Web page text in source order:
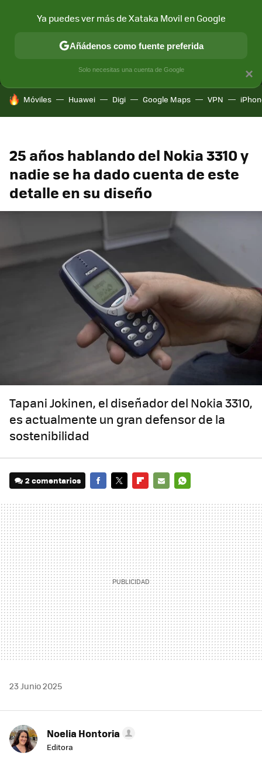
MÓVIL Y SOCIEDAD APLICACIONES
HOY SE HABLA DE
Móviles Huawei Digi Google Maps VPN
25 años hablando del Nokia 3310 y
nadie se ha dado cuenta de este
detalle en su diseño
Tapani Jokinen, el diseñador del Nokia 3310,
es actualmente un gran defensor de la
sostenibilidad
2 comentarios
MAIL
23 Junio 2025
Noelia Hontoria
Editora
×
Ya puedes ver más de Xataka Movil en Google
Añádenos como fuente preferida
Solo necesitas una cuenta de Google